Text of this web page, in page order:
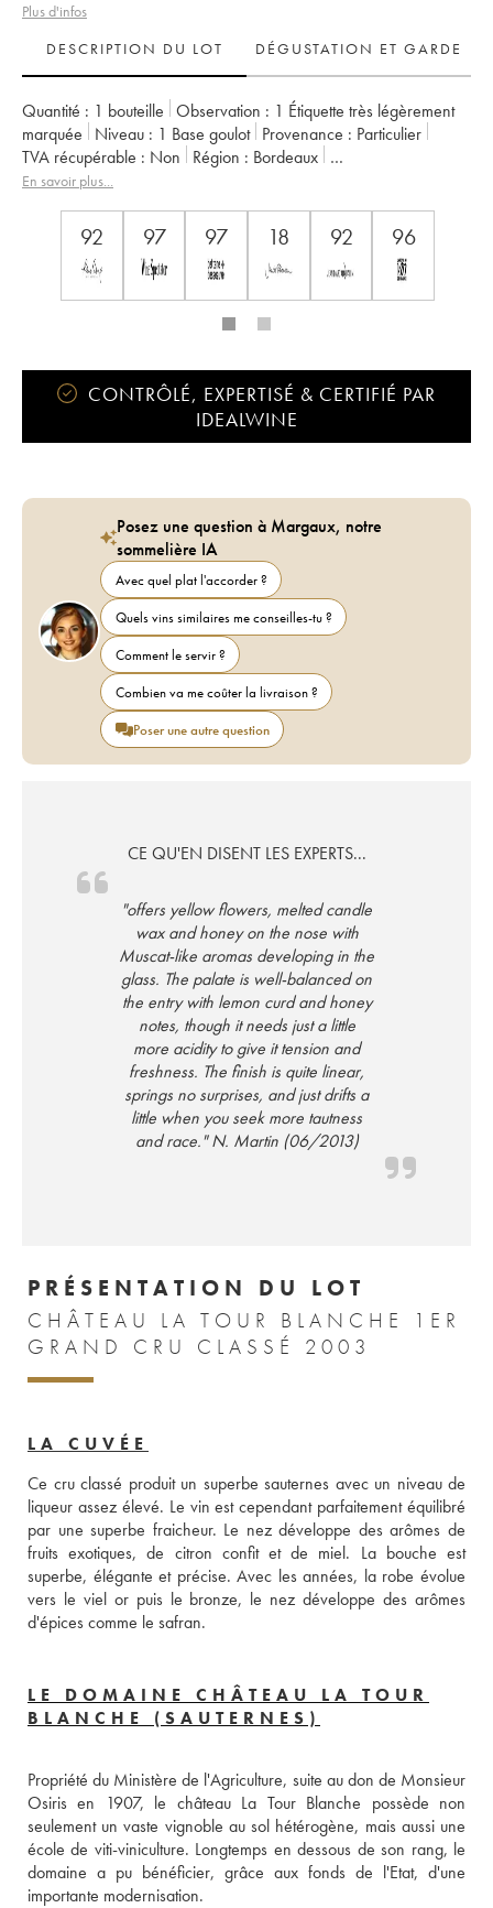
Plus d'infos
DESCRIPTION DU LOT
DÉGUSTATION ET GARDE
Quantité : 1 bouteille Observation : 1 Étiquette très légèrement
marquée
Niveau : 1 Base goulot Provenance : particulier
TVA récupérable :
non Région :
Bordeaux
Appellation :
En savoir plus...
92 97 97 18 92 96
CONTRÔLÉ, EXPERTISÉ & CERTIFIÉ PAR
IDEALWINE
Posez une question à Margaux, notre
sommelière IA
Avec quel plat l'accorder ?
Quels vins similaires me conseilles-tu ?
Comment le servir ?
Combien va me coûter la livraison ?
Poser une autre question
CE QU'EN DISENT LES EXPERTS...
"offers yellow flowers, melted candle
wax and honey on the nose with
Muscat-like aromas developing in the
glass. The palate is well-balanced on
the entry with lemon curd and honey
notes, though it needs just a little
more acidity to give it tension and
freshness. The finish is quite linear,
springs no surprises, and just drifts a
little when you seek more tautness
and race." N. Martin (06/2013)
PRÉSENTATION DU LOT
CHÂTEAU LA TOUR BLANCHE 1ER
GRAND CRU CLASSÉ 2003
LA CUVÉE
Ce cru classé produit un superbe sauternes avec un niveau de
liqueur assez élevé. Le vin est cependant parfaitement équilibré
par une superbe fraicheur. Le nez développe des arômes de
fruits exotiques, de citron confit et de miel. La bouche est
superbe, élégante et précise. Avec les années, la robe évolue
vers le viel or puis le bronze, le nez développe des arômes
d'épices comme le safran.
LE DOMAINE CHÂTEAU LA TOUR
BLANCHE (SAUTERNES)
Propriété du Ministère de l'Agriculture, suite au don de Monsieur
Osiris en 1907, le château La Tour Blanche possède non
seulement un vaste vignoble au sol hétérogène, mais aussi une
école de viti-viniculture. Longtemps en dessous de son rang, le
domaine a pu bénéficier, grâce aux fonds de l'Etat, d'une
importante modernisation.